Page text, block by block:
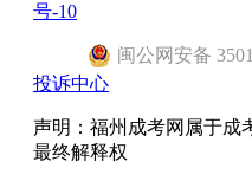
号-10
闽公网安备
投诉中心
声明：福州成考网属于成
最终解释权